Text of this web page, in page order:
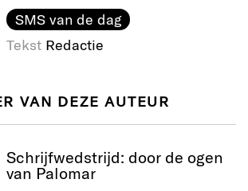
SMS van de dag
Tekst Redactie
VAN DEZE AUTEUR
Schrijfwedstrijd: door de ogen
van Palomar